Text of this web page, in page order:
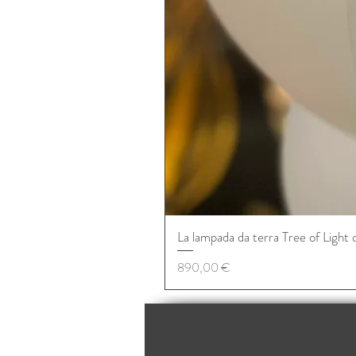
La lampada da terra Tree of Light
Prezzo
890,00 €